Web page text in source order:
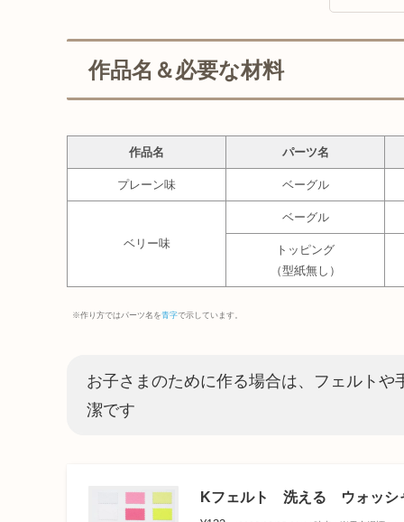
作品名＆必要な材料
作品名 パーツ名
プレーン味 ベーグル
ベリー味
ベーグル
トッピング
（型紙無し）
※作り方ではパーツ名を青字で示しています。
お子さまのために作る場合は、フェルト
潔です
Kフェルト 洗える ウォッシ